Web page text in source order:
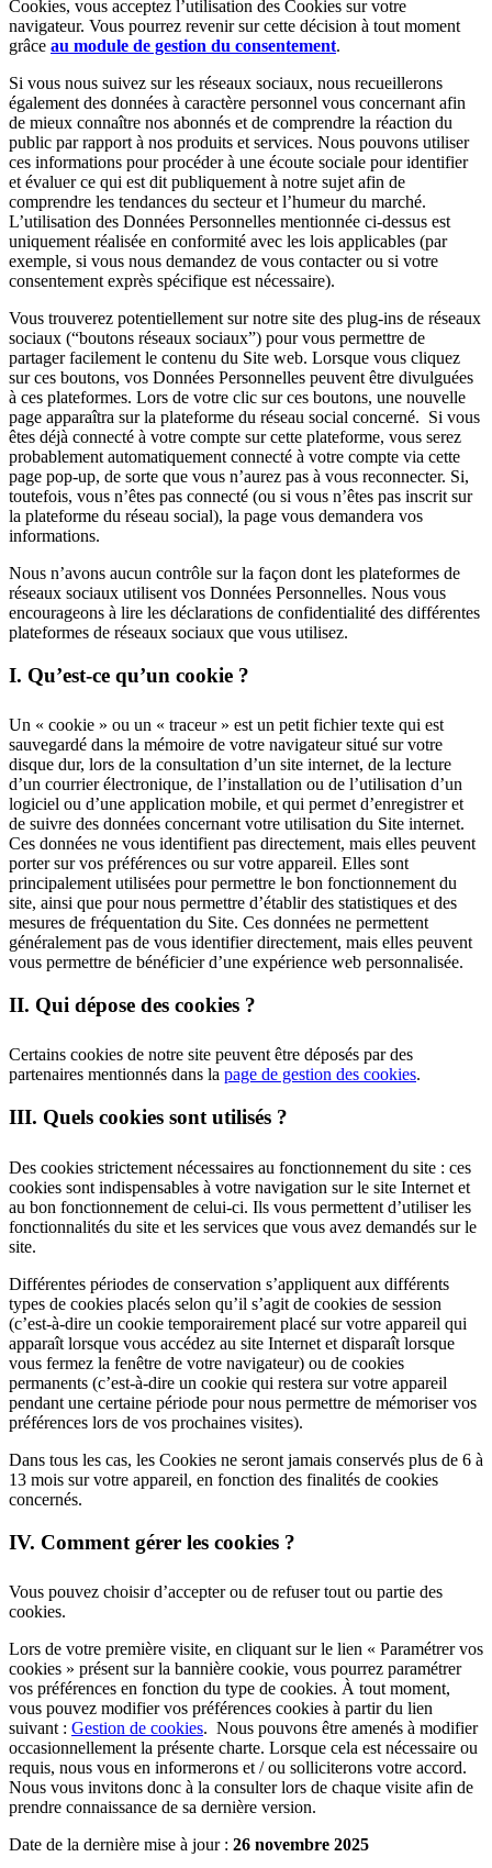
Cookies, vous acceptez l’utilisation des Cookies sur votre
navigateur. Vous pourrez revenir sur cette décision à tout moment
grâce au module de gestion du consentement.
Si vous nous suivez sur les réseaux sociaux, nous recueillerons
également des données à caractère personnel vous concernant afin
de mieux connaître nos abonnés et de comprendre la réaction du
public par rapport à nos produits et services. Nous pouvons utiliser
ces informations pour procéder à une écoute sociale pour identifier
et évaluer ce qui est dit publiquement à notre sujet afin de
comprendre les tendances du secteur et l’humeur du marché.
L’utilisation des Données Personnelles mentionnée ci-dessus est
uniquement réalisée en conformité avec les lois applicables (par
exemple, si vous nous demandez de vous contacter ou si votre
consentement exprès spécifique est nécessaire).
Vous trouverez potentiellement sur notre site des plug-ins de réseaux
sociaux (“boutons réseaux sociaux”) pour vous permettre de
partager facilement le contenu du Site web. Lorsque vous cliquez
sur ces boutons, vos Données Personnelles peuvent être divulguées
à ces plateformes. Lors de votre clic sur ces boutons, une nouvelle
page apparaîtra sur la plateforme du réseau social concerné. Si vous
êtes déjà connecté à votre compte sur cette plateforme, vous serez
probablement automatiquement connecté à votre compte via cette
page pop-up, de sorte que vous n’aurez pas à vous reconnecter. Si,
toutefois, vous n’êtes pas connecté (ou si vous n’êtes pas inscrit sur
la plateforme du réseau social), la page vous demandera vos
informations.
Nous n’avons aucun contrôle sur la façon dont les plateformes de
réseaux sociaux utilisent vos Données Personnelles. Nous vous
encourageons à lire les déclarations de confidentialité des différentes
plateformes de réseaux sociaux que vous utilisez.
I. Qu’est-ce qu’un cookie ?
Un « cookie » ou un « traceur » est un petit fichier texte qui est
sauvegardé dans la mémoire de votre navigateur situé sur votre
disque dur, lors de la consultation d’un site internet, de la lecture
d’un courrier électronique, de l’installation ou de l’utilisation d’un
logiciel ou d’une application mobile, et qui permet d’enregistrer et
de suivre des données concernant votre utilisation du Site internet.
Ces données ne vous identifient pas directement, mais elles peuvent
porter sur vos préférences ou sur votre appareil. Elles sont
principalement utilisées pour permettre le bon fonctionnement du
site, ainsi que pour nous permettre d’établir des statistiques et des
mesures de fréquentation du Site. Ces données ne permettent
généralement pas de vous identifier directement, mais elles peuvent
vous permettre de bénéficier d’une expérience web personnalisée.
II. Qui dépose des cookies ?
Certains cookies de notre site peuvent être déposés par des
partenaires mentionnés dans la page de gestion des cookies.
III. Quels cookies sont utilisés ?
Des cookies strictement nécessaires au fonctionnement du site : ces
cookies sont indispensables à votre navigation sur le site Internet et
au bon fonctionnement de celui-ci. Ils vous permettent d’utiliser les
fonctionnalités du site et les services que vous avez demandés sur le
site.
Différentes périodes de conservation s’appliquent aux différents
types de cookies placés selon qu’il s’agit de cookies de session
(c’est-à-dire un cookie temporairement placé sur votre appareil qui
apparaît lorsque vous accédez au site Internet et disparaît lorsque
vous fermez la fenêtre de votre navigateur) ou de cookies
permanents (c’est-à-dire un cookie qui restera sur votre appareil
pendant une certaine période pour nous permettre de mémoriser vos
préférences lors de vos prochaines visites).
Dans tous les cas, les Cookies ne seront jamais conservés plus de 6 à
13 mois sur votre appareil, en fonction des finalités de cookies
concernés.
IV. Comment gérer les cookies ?
Vous pouvez choisir d’accepter ou de refuser tout ou partie des
cookies.
Lors de votre première visite, en cliquant sur le lien « Paramétrer vos
cookies » présent sur la bannière cookie, vous pourrez paramétrer
vos préférences en fonction du type de cookies. À tout moment,
vous pouvez modifier vos préférences cookies à partir du lien
suivant : Gestion de cookies. Nous pouvons être amenés à modifier
occasionnellement la présente charte. Lorsque cela est nécessaire ou
requis, nous vous en informerons et / ou solliciterons votre accord.
Nous vous invitons donc à la consulter lors de chaque visite afin de
prendre connaissance de sa dernière version.
Date de la dernière mise à jour : 26 novembre 2025